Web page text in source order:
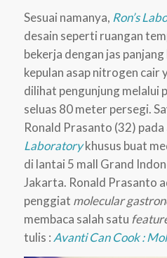
Sesuai namanya, Ron’s
desain seperti ruangan
bekerja dengan jas
kepulan asap nitrogen cair
dilihat pengunjung melalui
seluas 80 meter persegi.
Ronald Prasanto (32)
Laboratory khusus buat
di lantai 5 mall Grand
Jakarta. Ronald Prasanto
penggiat molecular
membaca salah satu
tulis : Avanti Can Cook :